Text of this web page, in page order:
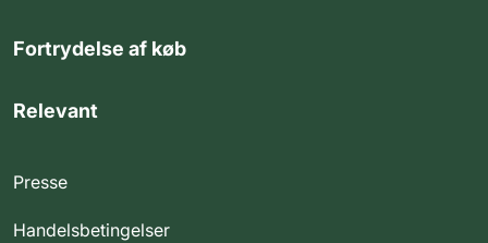
Fortrydelse af køb
Relevant
Presse
Handelsbetingelser